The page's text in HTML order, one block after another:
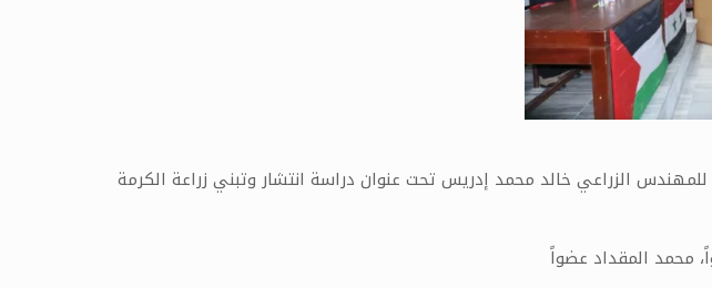
الزراعي خالد محمد إدريس تحت عنوان دراسة انتشار وتبني زراعة الكرمة
محمد المقداد عضواً